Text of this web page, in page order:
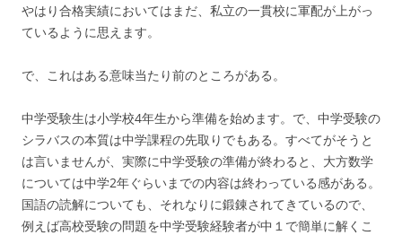
やはり合格実績においてはまだ、私立の一貫校に軍配が上がっ
ているように思えます。
で、これはある意味当たり前のところがある。
中学受験生は小学校4年生から準備を始めます。で、中学受験の
シラバスの本質は中学課程の先取りでもある。すべてがそうと
は言いませんが、実際に中学受験の準備が終わると、大方数学
については中学2年ぐらいまでの内容は終わっている感がある。
国語の読解についても、それなりに鍛錬されてきているので、
例えば高校受験の問題を中学受験経験者が中１で簡単に解くこ